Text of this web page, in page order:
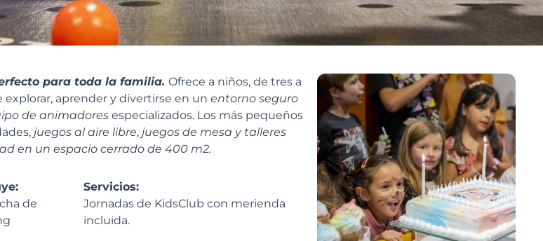
para toda la familia. Ofrece a niños, de tres a
explorar, aprender y divertirse en un entorno seguro
de animadores especializados. Los más pequeños
juegos al aire libre, juegos de mesa y talleres
en un espacio cerrado de 400 m2.
de
Servicios:
Jornadas de KidsClub con merienda
incluida.